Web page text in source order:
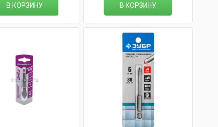
В КОРЗИНУ В КОРЗИНУ